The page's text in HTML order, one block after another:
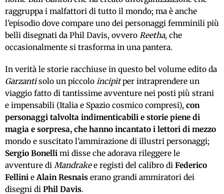
raggruppa i malfattori di tutto il mondo; ma è anche
l’episodio dove compare uno dei personaggi femminili più
belli disegnati da Phil Davis, ovvero Reetha, che
occasionalmente si trasforma in una pantera.
In verità le storie racchiuse in questo bel volume edito da
Garzantisolo un piccolo incipitper intraprendere un
viaggio fatto di tantissime avventure nei posti più strani
e impensabili (Italia e Spazio cosmico compresi), con
personaggi talvolta indimenticabili e storie piene di
magia e sorpresa, che hanno incantato i lettori di mezzo
mondo e suscitato l’ammirazione di illustri personaggi;
Sergio Bonelli mi disse che adorava rileggere le
avventure di Mandrakee registi del calibro di Federico
Fellini eAlain Resnais erano grandi ammiratori dei
disegni di Phil Davis.